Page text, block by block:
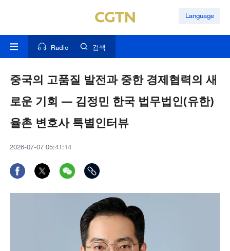
Language
Radio 검색
중국의 고품질 발전과 중한 경제협력의 새
로운 기회 ― 김정민 한국 법무법인(유한)
율촌 변호사 특별인터뷰
2026-07-07 05:41:14